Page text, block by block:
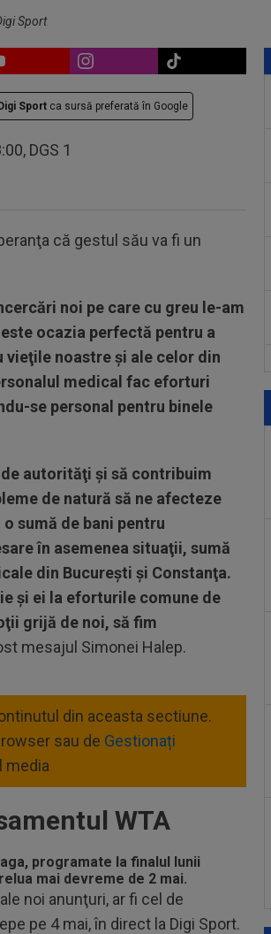
Sport
Digi Sport ca sursă preferată în Google
DGS 1
că gestul său va fi un
noi pe care cu greu le-am
ocazia perfectă pentru a
noastre şi ale celor din
medical fac eforturi
se personal pentru binele
autorităţi şi să contribuim
de natură să ne afecteze
sumă de bani pentru
în asemenea situaţii, sumă
din Bucureşti şi Constanţa.
şi ei la eforturile comune de
grijă de noi, să fim
mesajul Simonei Halep.
din aceasta sectiune.
sau de Gestionați
media
WTA
, programate la finalul lunii
mai devreme de 2 mai.
noi anunţuri, ar fi cel de
pe 4 mai, în direct la Digi Sport.